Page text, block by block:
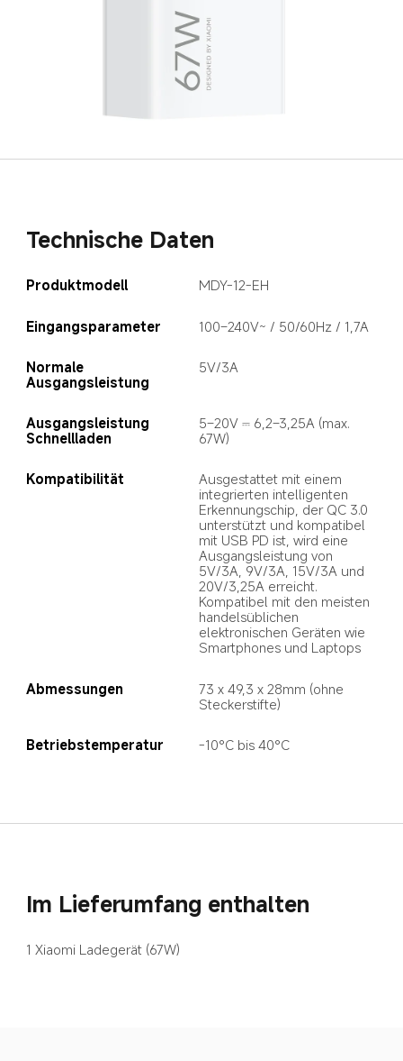
Technische Daten
Produktmodell MDY-12-EH
Eingangsparameter 100–240V~ / 50/60Hz / 1,7A
Normale
Ausgangsleistung
5V/3A
Ausgangsleistung
Schnellladen
5–20V ⎓ 6,2–3,25A (max.
67W)
Kompatibilität
Ausgestattet mit einem
integrierten intelligenten
Erkennungschip, der QC 3.0
unterstützt und kompatibel
mit USB PD ist, wird eine
Ausgangsleistung von
5V/3A, 9V/3A, 15V/3A und
20V/3,25A erreicht.
Kompatibel mit den meisten
handelsüblichen
elektronischen Geräten wie
Smartphones und Laptops
Abmessungen
73 x 49,3 x 28mm (ohne
Steckerstifte)
Betriebstemperatur -10°C bis 40°C
Im Lieferumfang enthalten
1 Xiaomi Ladegerät (67W)